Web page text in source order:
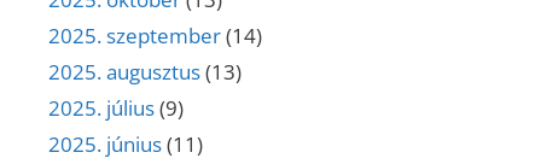
2025. szeptember(14)
2025. augusztus(13)
2025. július(9)
2025. június(11)